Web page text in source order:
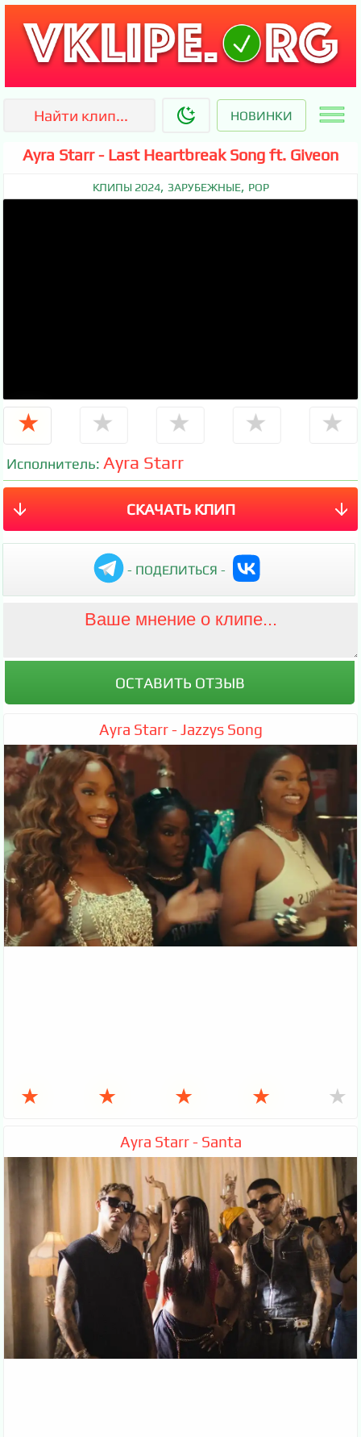
НОВИНКИ
Ayra Starr - Last Heartbreak Song ft. Giveon
КЛИПЫ 2024, ЗАРУБЕЖНЫЕ, POP
★ ★ ★ ★ ★
Исполнитель:Ayra Starr
СКАЧАТЬ КЛИП
- ПОДЕЛИТЬСЯ -
Ayra Starr - Jazzys Song
★ ★ ★ ★ ★
Ayra Starr - Santa